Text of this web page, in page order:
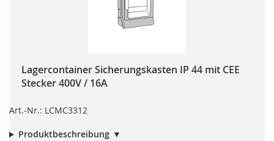
Lagercontainer Sicherungskasten IP 44 mit CEE
Stecker 400V / 16A
Art.-Nr.: LCMC3312
Produktbeschreibung